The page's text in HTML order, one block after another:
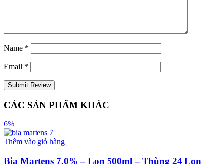
Name *
Email *
CÁC SẢN PHẨM KHÁC
6%
Thêm vào giỏ hàng
Bia Martens 7.0% – Lon 500ml – Thùng 24 Lon